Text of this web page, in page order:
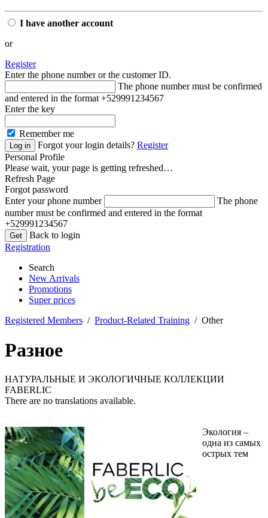
I have another account
or
Register
Enter the phone number or the customer ID.
The phone number must be confirmed
and entered in the format +529991234567
Enter the key
Remember me
Forgot your login details? Register
Personal Profile
Please wait, your page is getting refreshed…
Refresh Page
Forgot password
Enter your phone number
The phone
number must be confirmed and entered in the format
+529991234567
Back to login
Registration
Search
New Arrivals
Promotions
Super prices
Registered Members / Product-Related Training / Other
Разное
НАТУРАЛЬНЫЕ И ЭКОЛОГИЧНЫЕ КОЛЛЕКЦИИ
FABERLIC
There are no translations available.
Экология –
одна из самых
острых тем